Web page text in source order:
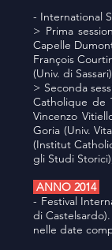
- International
> Prima
Capelle
François
(Univ. di
> Seconda
Catholique de
Vincenzo
Goria (Univ.
(Institut
gli Studi
ANNO 2014
- Festival
di
nelle date